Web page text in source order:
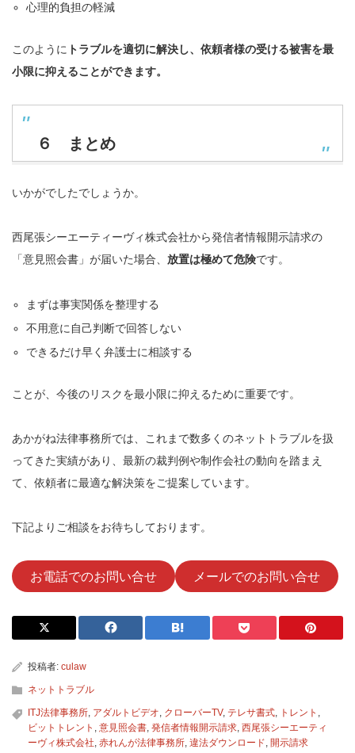
心理的負担の軽減
このように トラブルを適切に解決し、依頼者様の受ける被害を最
小限に抑えることができます。
６ まとめ
いかがでしたでしょうか。
西尾張シーエーティーヴィ株式会社から発信者情報開示請求の
「意見照会書」が届いた場合、 放置は極めて危険です。
まずは事実関係を整理する
不用意に自己判断で回答しない
できるだけ早く弁護士に相談する
ことが、今後のリスクを最小限に抑えるために重要です。
あかがね法律事務所では、これまで数多くのネットトラブルを扱
ってきた実績があり、最新の裁判例や制作会社の動向を踏まえ
て、依頼者に最適な解決策をご提案しています。
下記よりご相談をお待ちしております。
お電話でのお問い合せ メールでのお問い合せ
投稿者: culaw
ネットトラブル
ITJ法律事務所, アダルトビデオ, クローバーTV, テレサ書式, トレント ,
ビットトレント , 意見照会書, 発信者情報開示請求, 西尾張シーエーティ
ーヴィ株式会社, 赤れんが法律事務所, 違法ダウンロード, 開示請求